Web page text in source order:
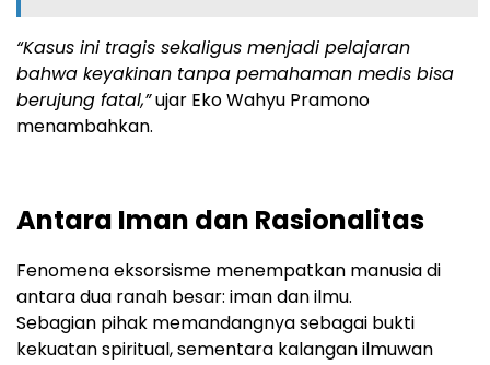
“Kasus ini tragis sekaligus menjadi pelajaran
bahwa keyakinan tanpa pemahaman medis bisa
berujung fatal,”ujar Eko Wahyu Pramono
menambahkan.
Antara Iman dan Rasionalitas
Fenomena eksorsisme menempatkan manusia di
antara dua ranah besar: iman dan ilmu.
Sebagian pihak memandangnya sebagai bukti
kekuatan spiritual, sementara kalangan ilmuwan